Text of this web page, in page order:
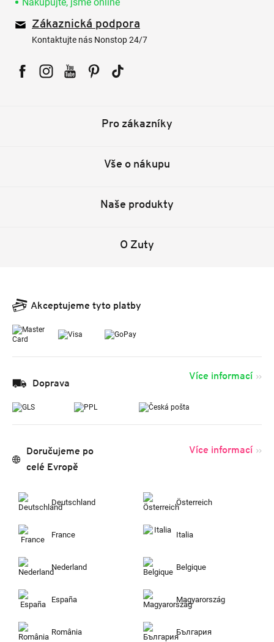
Zákaznická podpora
Kontaktujte nás Nonstop 24/7
Pro zákazníky
Vše o nákupu
Naše produkty
O Zuty
Akceptujeme tyto platby
Doprava
Více informací
Doručujeme po
celé Evropě
Více informací
Deutschland Österreich
France Italia
Nederland Belgique
España Magyarország
România България